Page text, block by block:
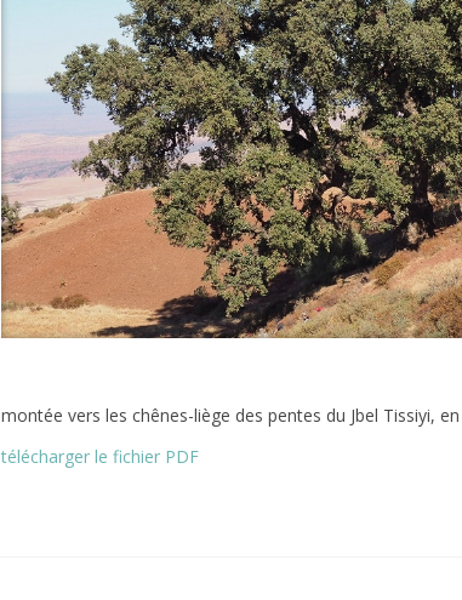
montée vers les chênes-liège des pentes du Jbel Tissiyi,
télécharger le fichier PDF